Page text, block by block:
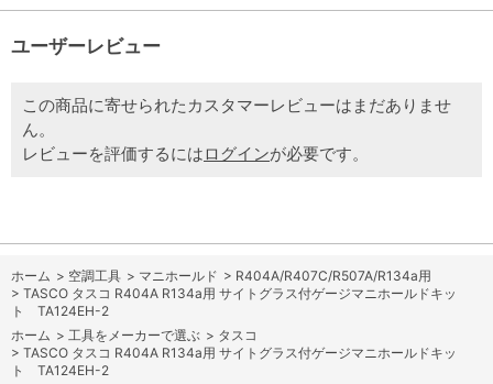
ユーザーレビュー
この商品に寄せられたカスタマーレビューはまだありませ
ん。
レビューを評価するにはログインが必要です。
ホーム > 空調工具 > マニホールド > R404A/R407C/R507A/R134a用
> TASCO タスコ R404A R134a用 サイトグラス付ゲージマニホールドキッ
ト TA124EH-2
ホーム > 工具をメーカーで選ぶ > タスコ
> TASCO タスコ R404A R134a用 サイトグラス付ゲージマニホールドキッ
ト TA124EH-2